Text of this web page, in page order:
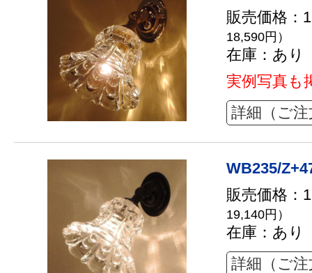
販売価格：
18,590円）
在庫：あり
実例写真も
詳細（ご
WB235/
販売価格：
19,140円）
在庫：あり
詳細（ご